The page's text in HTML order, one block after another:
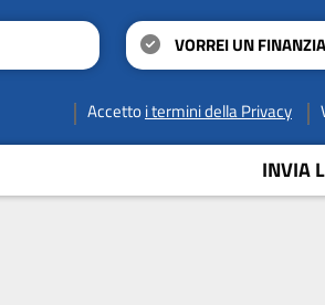
VORREI UN
Accettoi termini della Privacy
INVIA